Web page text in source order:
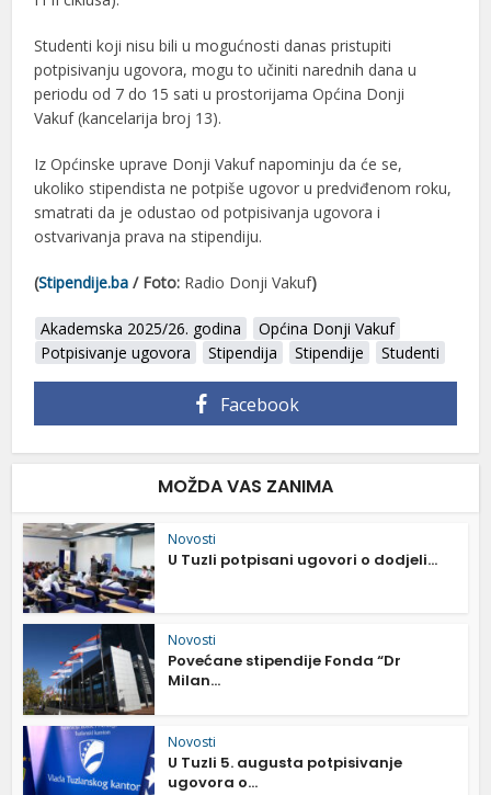
Studenti koji nisu bili u mogućnosti danas pristupiti
potpisivanju ugovora, mogu to učiniti narednih dana u
periodu od 7 do 15 sati u prostorijamaOpćina Donji
Vakuf(kancelarija broj 13).
Iz Općinske uprave Donji Vakuf napominju da će se,
ukoliko stipendista ne potpiše ugovor u predviđenom roku,
smatrati da je odustao od potpisivanja ugovora i
ostvarivanja prava na stipendiju.
(Stipendije.ba / Foto: Radio Donji Vakuf)
Akademska 2025/26. godina
Općina Donji Vakuf
Potpisivanje ugovora
Stipendija Stipendije Studenti
Facebook
MOŽDA VAS ZANIMA
Novosti
U Tuzli potpisani ugovori o dodjeli...
Novosti
Povećane stipendije Fonda “Dr
Milan...
Novosti
U Tuzli 5. augusta potpisivanje
ugovora o...